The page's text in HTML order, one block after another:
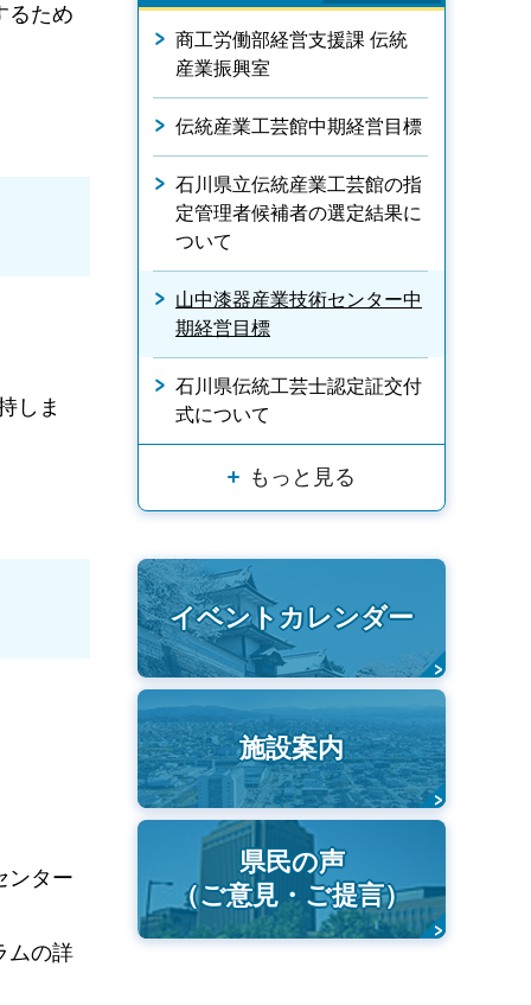
るため
しま
ンター
ムの詳
商工労働部経営支援課 伝統
産業振興室
伝統産業工芸館中期経営目標
石川県立伝統産業工芸館の指
定管理者候補者の選定結果に
ついて
山中漆器産業技術センター中
期経営目標
石川県伝統工芸士認定証交付
式について
もっと見る
イベントカレンダー
施設案内
県民の声
（ご意見・ご提言）